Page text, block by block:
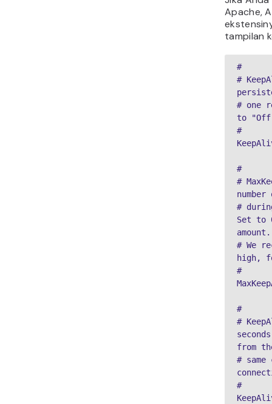
Apache,
tampilan
#
#
# one
to
#
#
#
#
Set to
amount.
# We
high,
#
#
#
from
#
#